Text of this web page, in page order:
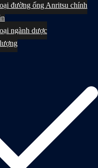
đường ống Anritsu chính
ngành dược